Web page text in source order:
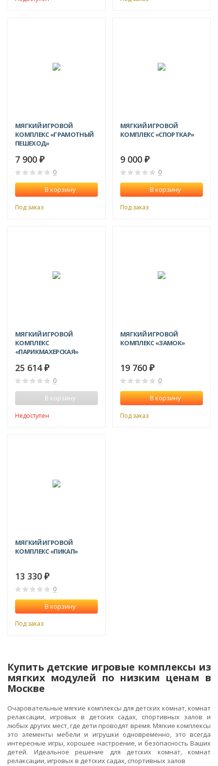
МЯГКИЙ ИГРОВОЙ
КОМПЛЕКС «ГРАМОТНЫЙ
ПЕШЕХОД»
7 900 ₽
0
В корзину
Под заказ
МЯГКИЙ ИГРОВОЙ
КОМПЛЕКС «СПОРТКАР»
9 000 ₽
0
В корзину
Под заказ
МЯГКИЙ ИГРОВОЙ
КОМПЛЕКС
«ПАРИКМАХЕРСКАЯ»
25 614 ₽
0
В корзину
Недоступен
МЯГКИЙ ИГРОВОЙ
КОМПЛЕКС «ЗАМОК»
19 760 ₽
0
В корзину
Под заказ
МЯГКИЙ ИГРОВОЙ
КОМПЛЕКС «ПИКАП»
13 330 ₽
0
В корзину
Под заказ
Купить детские игровые комплексы из
мягких модулей по низким ценам в
Москве
Очаровательные мягкие комплексы для детских комнат, комнат
релаксации, игровых в детских садах, спортивных залов и
любых других мест, где дети проводят время. Мягкие комплексы
это элементы мебели и игрушки одновременно, это всегда
интересные игры, хорошее настроение, и безопасность Ваших
детей. Идеальное решение для детских комнат, комнат
релаксации, игровых в детских садах, спортивных залов